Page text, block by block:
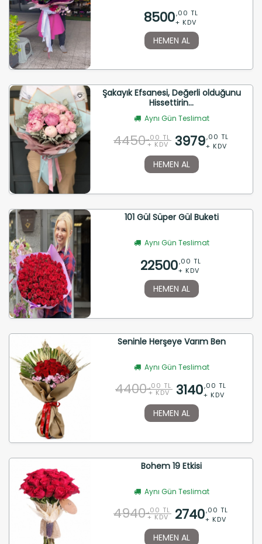
8500,00 TL
+ KDV
HEMEN AL
Şakayık Efsanesi, Değerli olduğunu
Hissettirin...
Aynı Gün Teslimat
4450 ,00 TL
+ KDV 3979,00 TL
+ KDV
HEMEN AL
101 Gül Süper Gül Buketi
Aynı Gün Teslimat
22500,00 TL
+ KDV
HEMEN AL
Seninle Herşeye Varım Ben
Aynı Gün Teslimat
4400 ,00 TL
+ KDV 3140,00 TL
+ KDV
HEMEN AL
Bohem 19 Etkisi
Aynı Gün Teslimat
4940 ,00 TL
+ KDV 2740,00 TL
+ KDV
HEMEN AL